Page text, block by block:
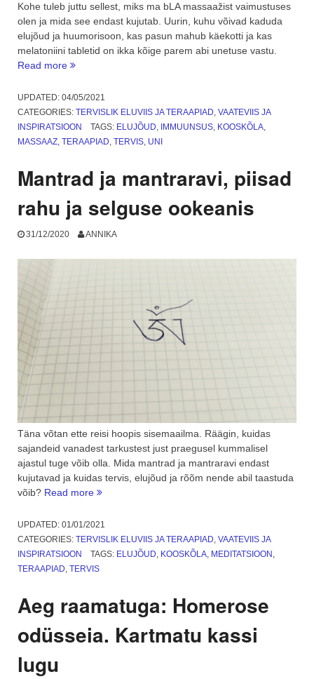
Kohe tuleb juttu sellest, miks ma bLA massaažist vaimustuses
olen ja mida see endast kujutab. Uurin, kuhu võivad kaduda
elujõud ja huumorisoon, kas pasun mahub käekotti ja kas
melatoniini tabletid on ikka kõige parem abi unetuse vastu.
Read more “Elujõud
hea
uni
Tiibeti
bLA
UPDATED: 04/05/2021
CATEGORIES: TERVISLIK ELUVIIS JA TERAAPIAD, VAATEVIIS JA
INSPIRATSIOON
TAGS: ELUJÕUD, IMMUUNSUS, KOOSKÕLA,
MASSAAZ, TERAAPIAD, TERVIS, UNI
Mantrad ja mantraravi, piisad
rahu ja selguse ookeanis
31/12/2020 ANNIKA
Täna võtan ette reisi hoopis sisemaailma. Räägin, kuidas
sajandeid vanadest tarkustest just praegusel kummalisel
ajastul tuge võib olla. Mida mantrad ja mantraravi endast
kujutavad ja kuidas tervis, elujõud ja rõõm nende abil taastuda
võib? Read more “Mantrad
mantraravi,
piisad
rahu
ja
UPDATED: 01/01/2021
CATEGORIES: TERVISLIK ELUVIIS JA TERAAPIAD VAATEVIIS JA
INSPIRATSIOON
TAGS: ELUJÕUD KOOSKÕLA, MEDITATSIOON
TERAAPIAD TERVIS
Aeg raamatuga: Homerose
odüsseia. Kartmatu kassi
lugu